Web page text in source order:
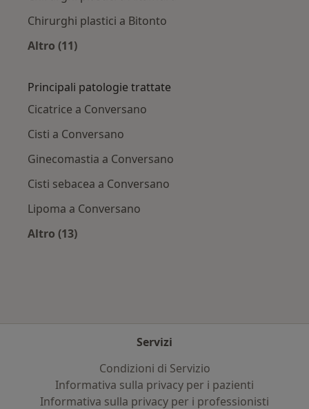
Chirurghi plastici a Bitonto
Altro (11)
Principali patologie trattate
Cicatrice a Conversano
Cisti a Conversano
Ginecomastia a Conversano
Cisti sebacea a Conversano
Lipoma a Conversano
Altro (13)
Servizi
Condizioni di Servizio
Informativa sulla privacy per i pazienti
Informativa sulla privacy per i professionisti